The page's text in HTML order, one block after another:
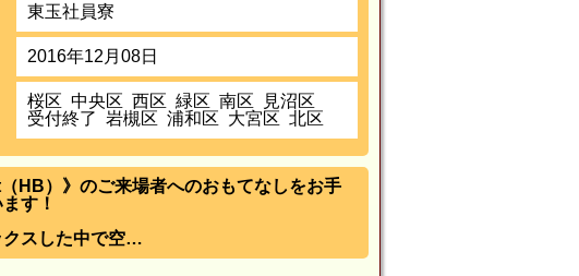
東玉社員寮
2016年12月08日
桜区 中央区 西区 緑区 南区
見沼区
受付終了 岩槻区 浦和区 大宮区 北区
HB）》のご来場者へのおもてなしをお手
す！
クスした中で空…